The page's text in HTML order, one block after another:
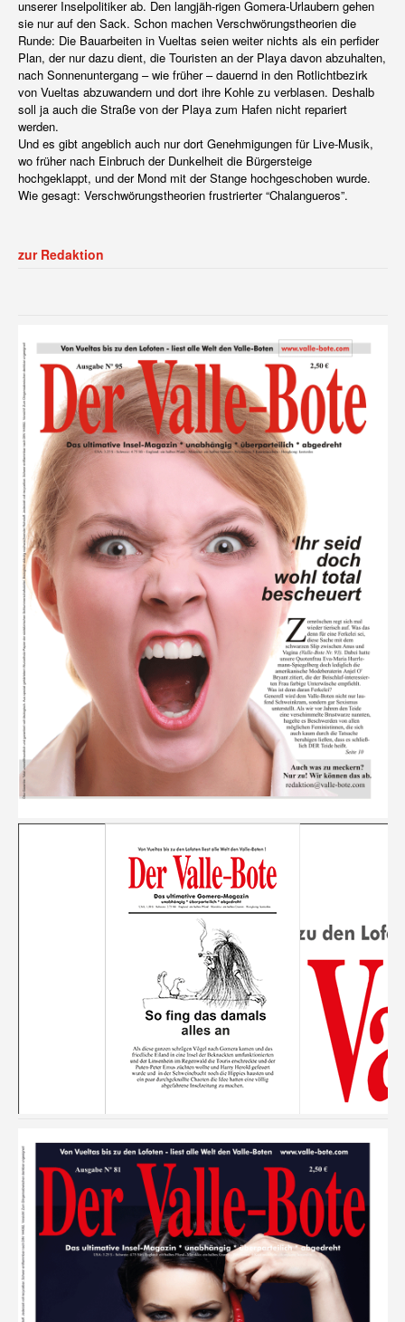
unserer Inselpolitiker ab. Den langjäh-rigen Gomera-Urlaubern gehen
sie nur auf den Sack. Schon machen Verschwörungstheorien die
Runde: Die Bauarbeiten in Vueltas seien weiter nichts als ein perfider
Plan, der nur dazu dient, die Touristen an der Playa davon abzuhalten,
nach Sonnenuntergang – wie früher – dauernd in den Rotlichtbezirk
von Vueltas abzuwandern und dort ihre Kohle zu verblasen. Deshalb
soll ja auch die Straße von der Playa zum Hafen nicht repariert
werden.
Und es gibt angeblich auch nur dort Genehmigungen für Live-Musik,
wo früher nach Einbruch der Dunkelheit die Bürgersteige
hochgeklappt, und der Mond mit der Stange hochgeschoben wurde.
Wie gesagt: Verschwörungstheorien frustrierter “Chalangueros”.
zur Redaktion